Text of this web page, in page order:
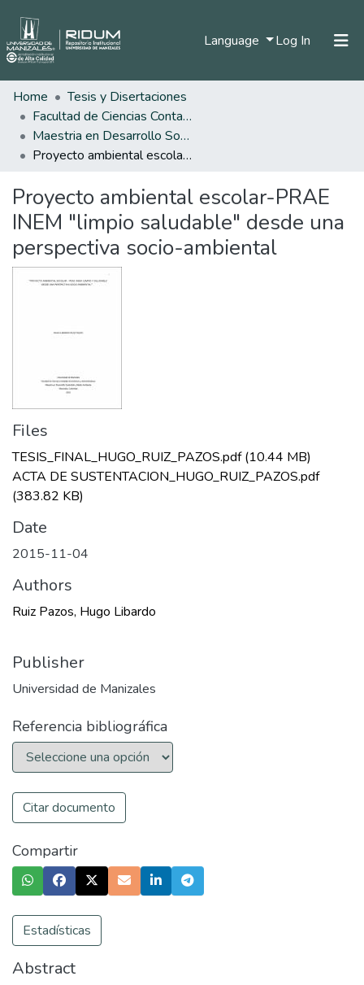
Language Log In (current)
Statistics
Home
Tesis y Disertaciones
Facultad de Ciencias Contables Económicas y Administrativas
Maestria en Desarrollo Sostenible y Medio Ambiente
Proyecto ambiental escolar-PRAE INEM "limpio saludable" desde una perspectiva socio-ambiental
Proyecto ambiental escolar-PRAE
INEM "limpio saludable" desde una
perspectiva socio-ambiental
Files
TESIS_FINAL_HUGO_RUIZ_PAZOS.pdf(10.44 MB)
ACTA DE SUSTENTACION_HUGO_RUIZ_PAZOS.pdf
(383.82 KB)
Date
2015-11-04
Authors
Ruiz Pazos, Hugo Libardo
Publisher
Universidad de Manizales
Referencia bibliográfica
Citar documento
Compartir
Estadísticas
Abstract